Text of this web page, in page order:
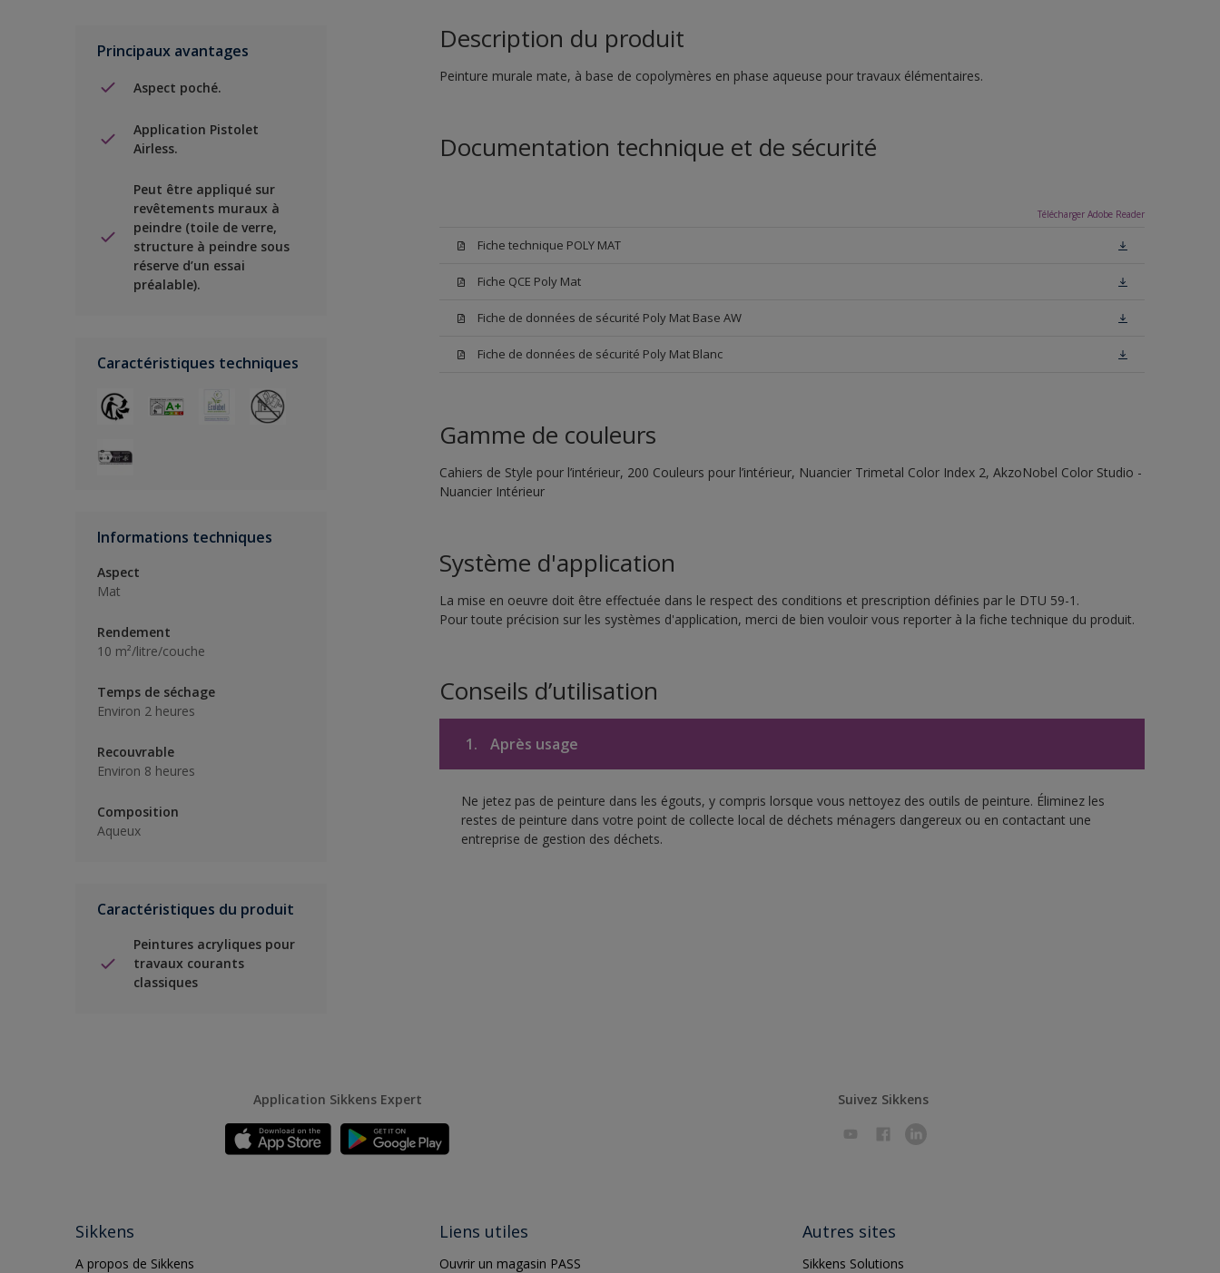
Principaux avantages
Aspect poché.
Application Pistolet
Airless.
Peut être appliqué sur
revêtements muraux à
peindre (toile de verre,
structure à peindre sous
réserve d’un essai
préalable).
Caractéristiques techniques
Informations techniques
Aspect
Mat
Rendement
10 m²/litre/couche
Temps de séchage
Environ 2 heures
Recouvrable
Environ 8 heures
Composition
Aqueux
Caractéristiques du produit
Peintures acryliques pour
travaux courants
classiques
Description du produit
Peinture murale mate, à base de copolymères en phase aqueuse pour travaux élémentaires.
Documentation technique et de sécurité
Télécharger Adobe Reader
Fiche technique POLY MAT
Fiche QCE Poly Mat
Fiche de données de sécurité Poly Mat Base AW
Fiche de données de sécurité Poly Mat Blanc
Gamme de couleurs
Cahiers de Style pour l’intérieur, 200 Couleurs pour l’intérieur, Nuancier Trimetal Color Index 2, AkzoNobel Color Studio -
Nuancier Intérieur
Système d'application
La mise en oeuvre doit être effectuée dans le respect des conditions et prescription définies par le DTU 59-1.
Pour toute précision sur les systèmes d'application, merci de bien vouloir vous reporter à la fiche technique du produit.
Conseils d’utilisation
1. Après usage
Ne jetez pas de peinture dans les égouts, y compris lorsque vous nettoyez des outils de peinture. Éliminez les
restes de peinture dans votre point de collecte local de déchets ménagers dangereux ou en contactant une
entreprise de gestion des déchets.
Application Sikkens Expert Suivez Sikkens
Sikkens
A propos de Sikkens
Liens utiles
Ouvrir un magasin PASS
Autres sites
Sikkens Solutions